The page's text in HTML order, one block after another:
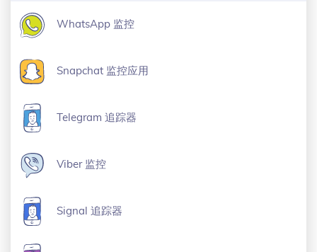
WhatsApp 监控
Snapchat 监控应用
Telegram 追踪器
Viber 监控
Signal 追踪器